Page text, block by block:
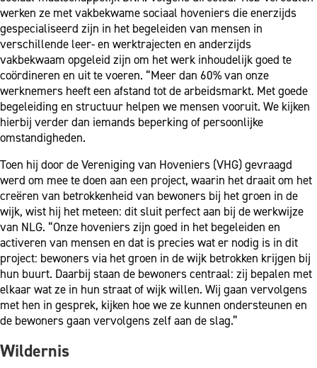
werken ze met vakbekwame sociaal hoveniers die enerzijds
gespecialiseerd zijn in het begeleiden van mensen in
verschillende leer- en werktrajecten en anderzijds
vakbekwaam opgeleid zijn om het werk inhoudelijk goed te
coördineren en uit te voeren. “Meer dan 60% van onze
werknemers heeft een afstand tot de arbeidsmarkt. Met goede
begeleiding en structuur helpen we mensen vooruit. We kijken
hierbij verder dan iemands beperking of persoonlijke
omstandigheden.
Toen hij door de Vereniging van Hoveniers (VHG) gevraagd
werd om mee te doen aan een project, waarin het draait om het
creëren van betrokkenheid van bewoners bij het groen in de
wijk, wist hij het meteen: dit sluit perfect aan bij de werkwijze
van NLG. “Onze hoveniers zijn goed in het begeleiden en
activeren van mensen en dat is precies wat er nodig is in dit
project: bewoners via het groen in de wijk betrokken krijgen bij
hun buurt. Daarbij staan de bewoners centraal: zij bepalen met
elkaar wat ze in hun straat of wijk willen. Wij gaan vervolgens
met hen in gesprek, kijken hoe we ze kunnen ondersteunen en
de bewoners gaan vervolgens zelf aan de slag.”
Wildernis